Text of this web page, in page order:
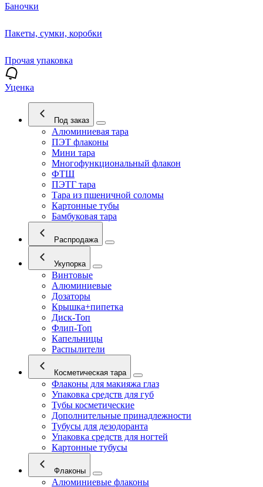
Баночки
Пакеты, сумки, коробки
Прочая упаковка
Уценка
Под заказ
Алюминиевая тара
ПЭТ флаконы
Мини тара
Многофункциональный флакон
ФТШ
ПЭТГ тара
Тара из пшеничной соломы
Картонные тубы
Бамбуковая тара
Распродажа
Укупорка
Винтовые
Алюминиевые
Дозаторы
Крышка+пипетка
Диск-Топ
Флип-Топ
Капельницы
Распылители
Косметическая тара
Флаконы для макияжа глаз
Упаковка средств для губ
Тубы косметические
Дополнительные принадлежности
Тубусы для дезодоранта
Упаковка средств для ногтей
Картонные тубусы
Флаконы
Алюминиевые флаконы